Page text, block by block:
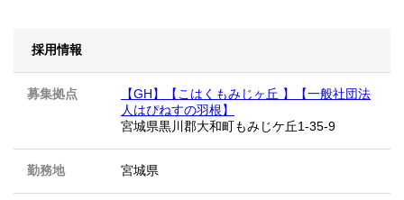
採用情報
募集拠点
【GH】【こはくもみじヶ丘 】【一般社団法
人はぴねすの羽根】
宮城県黒川郡大和町もみじケ丘1-35-9
勤務地 宮城県